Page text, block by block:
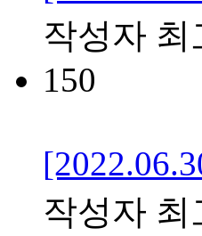
작성자 최
150
작성자 최